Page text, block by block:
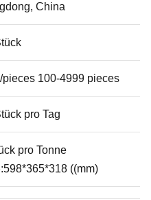
China
pieces 100-4999 pieces
pro Tag
pro Tonne
((mm)